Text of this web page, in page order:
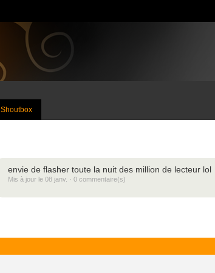
Shoutbox
envie de flasher toute la nuit des million de lecteur lol
Mis à jour le 08 janv. · 0 commentaire(s)